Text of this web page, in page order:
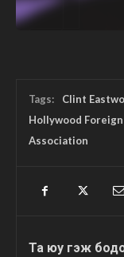
Tags:
Clint
Hollywood
Association
Та юу гэж